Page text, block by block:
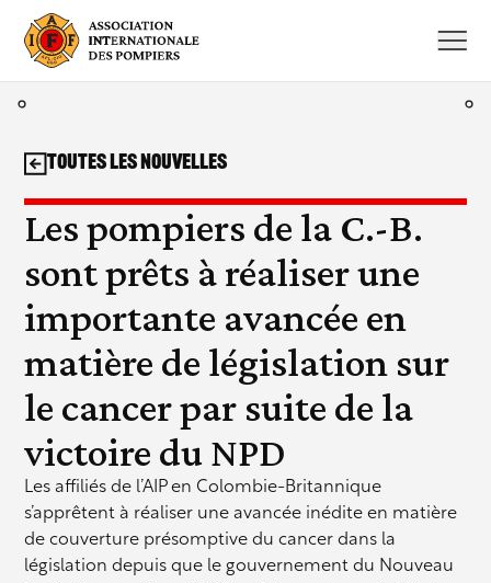
contenu
Les pompiers de la C.-B.
sont prêts à réaliser une
importante avancée en
matière de législation sur
le cancer par suite de la
victoire du NPD
Les affiliés de l’AIP en Colombie-Britannique
s’apprêtent à réaliser une avancée inédite en matière
de couverture présomptive du cancer dans la
législation depuis que le gouvernement du Nouveau
Toutes les nouvelles